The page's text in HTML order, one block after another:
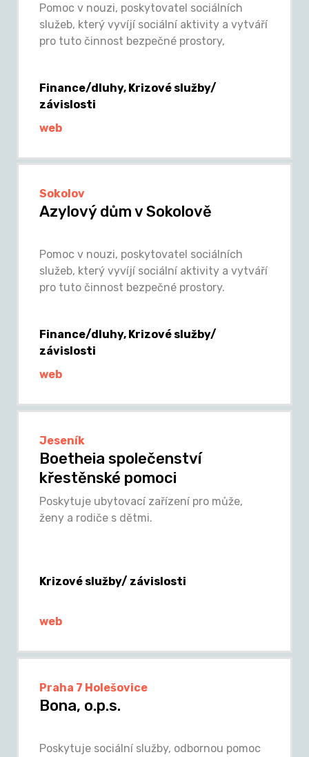
Pomoc v nouzi, poskytovatel sociálních
služeb, který vyvíjí sociální aktivity a vytváří
pro tuto činnost bezpečné prostory,
Finance/dluhy, Krizové služby/
závislosti
web
Sokolov
Azylový dům v Sokolově
Pomoc v nouzi, poskytovatel sociálních
služeb, který vyvíjí sociální aktivity a vytváří
pro tuto činnost bezpečné prostory.
Finance/dluhy, Krizové služby/
závislosti
web
Jeseník
Boetheia společenství
křestěnské pomoci
Poskytuje ubytovací zařízení pro může,
ženy a rodiče s dětmi.
Krizové služby/ závislosti
web
Praha 7 Holešovice
Bona, o.p.s.
Poskytuje sociální služby, odbornou pomoc